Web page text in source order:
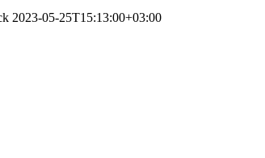
2023-05-25T15:13:00+03:00